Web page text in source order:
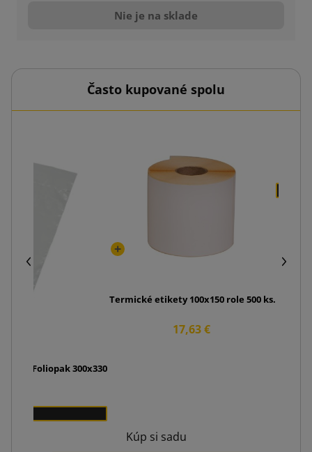
Nie je na sklade
Často kupované spolu
Foliopak 300x330
Termické etikety 100x150 role 500 ks.
17,63 €
Kúp si sadu